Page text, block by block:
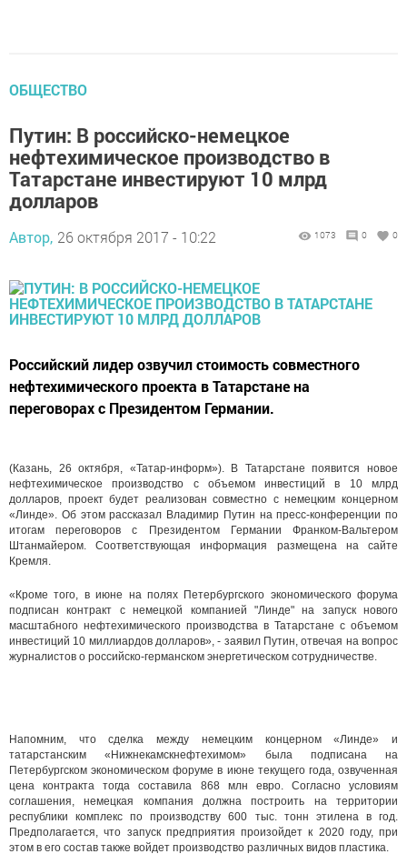
ОБЩЕСТВО
Путин: В российско-немецкое
нефтехимическое производство в
Татарстане инвестируют 10 млрд
долларов
Автор, 26 октября 2017 - 10:22 1073 0 0
Российский лидер озвучил стоимость совместного
нефтехимического проекта в Татарстане на
переговорах с Президентом Германии.
(Казань, 26 октября, «Татар-информ»). В Татарстане появится новое
нефтехимическое производство с объемом инвестиций в 10 млрд
долларов, проект будет реализован совместно с немецким концерном
«Линде». Об этом рассказал Владимир Путин на пресс-конференции по
итогам переговоров с Президентом Германии Франком-Вальтером
Штанмайером. Соответствующая информация размещена на сайте
Кремля.
«Кроме того, в июне на полях Петербургского экономического форума
подписан контракт с немецкой компанией "Линде" на запуск нового
масштабного нефтехимического производства в Татарстане с объемом
инвестиций 10 миллиардов долларов», - заявил Путин, отвечая на вопрос
журналистов о российско-германском энергетическом сотрудничестве.
Напомним, что сделка между немецким концерном «Линде» и
татарстанским «Нижнекамскнефтехимом» была подписана на
Петербургском экономическом форуме в июне текущего года, озвученная
цена контракта тогда составила 868 млн евро. Согласно условиям
соглашения, немецкая компания должна построить на территории
республики комплекс по производству 600 тыс. тонн этилена в год.
Предполагается, что запуск предприятия произойдет к 2020 году, при
этом в его состав также войдет производство различных видов пластика.